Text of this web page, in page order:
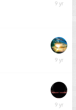
May
February
January